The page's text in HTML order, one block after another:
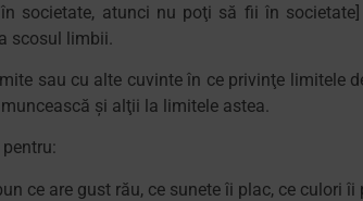
societate, atunci nu poţi să fii în
scosul limbii.
sau cu alte cuvinte în ce privinţe limitele
şi alţii la limitele astea.
ce are gust rău, ce sunete îi plac, ce culori îi